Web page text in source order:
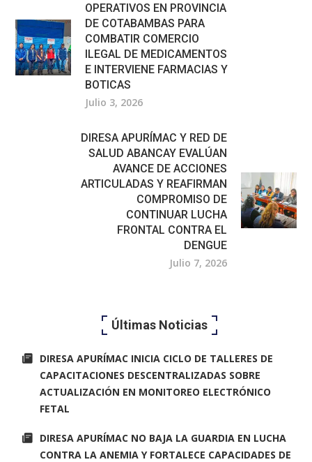
OPERATIVOS EN PROVINCIA
DE COTABAMBAS PARA
COMBATIR COMERCIO
ILEGAL DE MEDICAMENTOS
E INTERVIENE FARMACIAS Y
BOTICAS
Julio 3, 2026
DIRESA APURÍMAC Y RED DE
SALUD ABANCAY EVALÚAN
AVANCE DE ACCIONES
ARTICULADAS Y REAFIRMAN
COMPROMISO DE
CONTINUAR LUCHA
FRONTAL CONTRA EL
DENGUE
Julio 7, 2026
Últimas Noticias
DIRESA APURÍMAC INICIA CICLO DE TALLERES DE
CAPACITACIONES DESCENTRALIZADAS SOBRE
ACTUALIZACIÓN EN MONITOREO ELECTRÓNICO
FETAL
DIRESA APURÍMAC NO BAJA LA GUARDIA EN LUCHA
CONTRA LA ANEMIA Y FORTALECE CAPACIDADES DE